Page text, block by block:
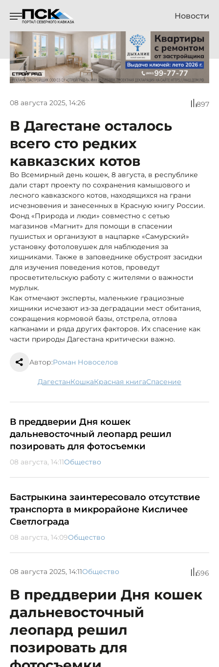
Новости
08 августа 2025, 14:26 897
В Дагестане осталось
всего сто редких
кавказских котов
Во Всемирный день кошек, 8 августа, в республике
дали старт проекту по сохранения камышового и
лесного кавказского котов, находящихся на грани
исчезновения и занесенных в Красную книгу России.
Фонд «Природа и люди» совместно с сетью
магазинов «Магнит» для помощи в спасении
пушистых и организуют в нацпарке «Самурский»
установку фотоловушек для наблюдения за
хищниками. Также в заповеднике обустроят засидки
для изучения поведения котов, проведут
просветительскую работу с жителями о важности
мурлык.
Как отмечают эксперты, маленькие грациозные
хищники исчезают из-за деградации мест обитания,
сокращения кормовой базы, отстрела, отлова
капканами и ряда других факторов. Их спасение как
части природы Дагестана критически важно.
Автор:Роман Новоселов
Дагестан кошка Красная книга спасение
В преддверии Дня кошек
дальневосточный леопард решил
позировать для фотосъемки
08 августа, 14:11Общество
Бастрыкина заинтересовало отсутствие
транспорта в микрорайоне Кисличее
Светлограда
08 августа, 14:09Общество
08 августа 2025, 14:11Общество 596
В преддверии Дня кошек
дальневосточный
леопард решил
позировать для